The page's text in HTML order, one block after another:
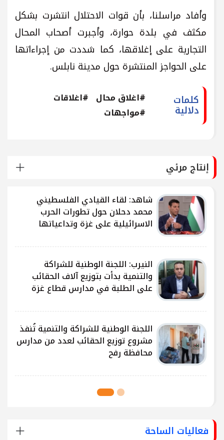
وأفاد مراسلنا، بأن قوات الاحتلال انتشرت بشكل
مكثف في بلدة حوارة، وأجبرت أصحاب المحال
التجارية على إغلاقها، كما شددت من إجراءاتها
على الحواجز المنتشرة حول مدينة نابلس.
كلمات
دلالية
#اغلاق محال #اغلاقات
#مواجهات
إنتاج مرئي
شاهد: لقاء القيادي الفلسطيني
محمد دحلان حول تطورات الحرب
الاسرائيلية على غزة وتداعياتها
النيرب: اللجنة الوطنية للشراكة
والتنمية بدأت بتوزيع آلاف الحقائب
على الطلبة في مدارس قطاع غزة
اللجنة الوطنية للشراكة والتنمية تُنفذ
مشروع توزيع الحقائب لعدد من مدارس
محافظة رفح
فعاليات الساحة